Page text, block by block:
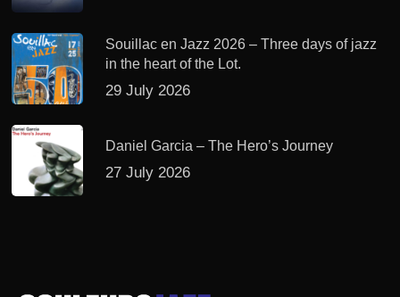
Souillac en Jazz 2026 – Three days of jazz
in the heart of the Lot.
29 July 2026
Daniel Garcia – The Hero’s Journey
27 July 2026